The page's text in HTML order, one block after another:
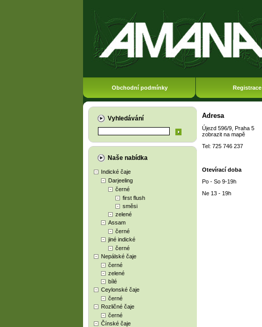
Obchodní podmínky Registrace
Vyhledávání
Naše nabídka
Indické čaje
Darjeeling
černé
first flush
směsi
zelené
Assam
černé
jiné indické
černé
Nepálské čaje
černé
zelené
bílé
Ceylonské čaje
černé
Rozličné čaje
černé
Čínské čaje
Adresa
Újezd 596/9, Praha 5
zobrazit na mapě
Tel: 725 746 237
Otevírací doba
Po - So 9-19h
Ne 13 - 19h